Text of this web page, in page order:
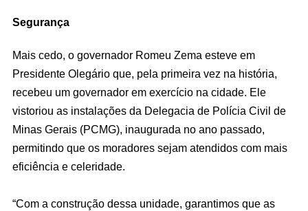
Segurança
Mais cedo, o governador Romeu Zema esteve em
Presidente Olegário que, pela primeira vez na história,
recebeu um governador em exercício na cidade. Ele
vistoriou as instalações da Delegacia de Polícia Civil de
Minas Gerais (PCMG), inaugurada no ano passado,
permitindo que os moradores sejam atendidos com mais
eficiência e celeridade.
“Com a construção dessa unidade, garantimos que as